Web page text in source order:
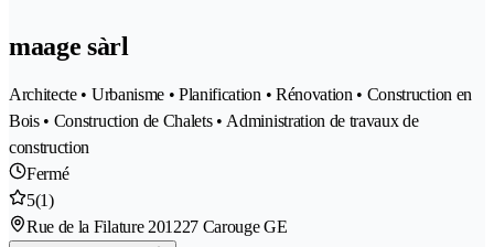
maage sàrl
Architecte • Urbanisme • Planification • Rénovation • Construction en
Bois • Construction de Chalets • Administration de travaux de
construction
Fermé
5(1)
Rue de la Filature 201227 Carouge GE